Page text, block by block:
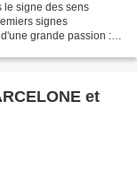
le signe des sens
signes
grande passion : la
et